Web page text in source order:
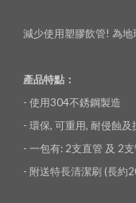
減少使用塑膠飲管! 為
產品特點：
- 使用304不銹鋼製造
- 環保, 可重用, 耐侵蝕及
- 一包有: 2支直管 及 2
- 附送特長清潔刷 (長約